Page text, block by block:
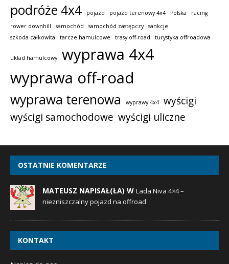
podróże 4x4 pojazd pojazd terenowy 4x4 Polska
racing
rower downhill
samochód samochód zastępczy
sankcje
szkoda całkowita
tarcze hamulcowe trasy off-road turystyka offroadowa
układ hamulcowy
wyprawa 4x4
wyprawa off-road
wyprawa terenowa wyprawy 4x4
wyścigi
wyścigi samochodowe wyścigi uliczne
OSTATNIE KOMENTARZE
MATEUSZ NAPISAŁ(ŁA) W Lada Niva 4×4 –
niezniszczalny pojazd na offroad
KONTAKT